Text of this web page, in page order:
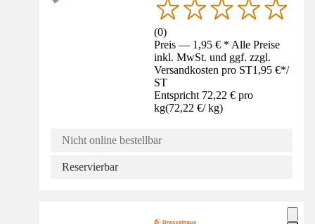
(0)
Preis — 1,95 € * Alle Preise
inkl. MwSt. und ggf. zzgl.
Versandkosten pro ST1,95 €*/
ST
Entspricht 72,22 € pro
kg(72,22 €/ kg)
Nicht online bestellbar
Reservierbar